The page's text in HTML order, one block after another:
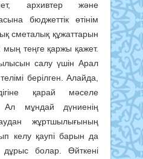
архивтер және
бюджеттік өтінім
сметалық құжаттарын
мың теңге қаржы қажет.
салу үшін Арал
берілген. Алайда,
қарай мәселе
Ал мұндай дүниенің
жұртшылығының
келу қаупі барын да
болар. Өйткені